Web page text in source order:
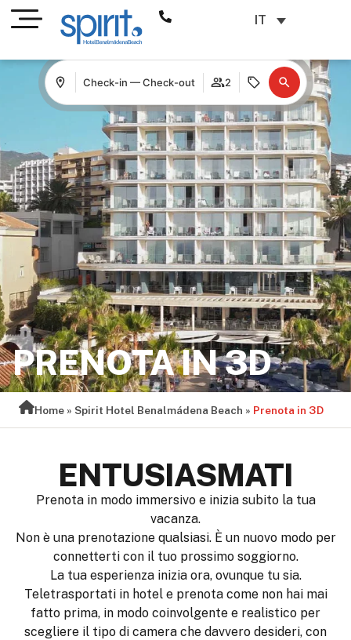
IT
Check-in — Check-out 2
PRENOTA IN 3D
Home »Spirit Hotel Benalmádena Beach » Prenota in 3D
ENTUSIASMATI
Prenota in modo immersivo e inizia subito la tua
vacanza.
Non è una prenotazione qualsiasi. È un nuovo modo per
connetterti con il tuo prossimo soggiorno.
La tua esperienza inizia ora, ovunque tu sia.
Teletrasportati in hotel e prenota come non hai mai
fatto prima, in modo coinvolgente e realistico per
scegliere il tipo di camera che davvero desideri, con